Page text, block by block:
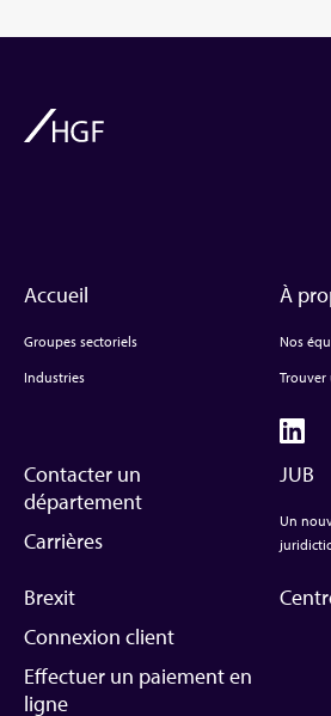
Accueil
Groupes sectoriels
Industries
À
Nos
Trouver
Contacter un
département
Carrières
JUB
Un
Brexit
Connexion client
Effectuer un paiement en
ligne